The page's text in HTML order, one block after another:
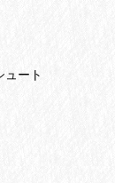
ート